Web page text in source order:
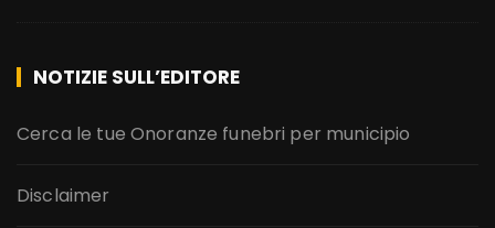
NOTIZIE SULL’EDITORE
Cerca le tue Onoranze funebri per municipio
Disclaimer